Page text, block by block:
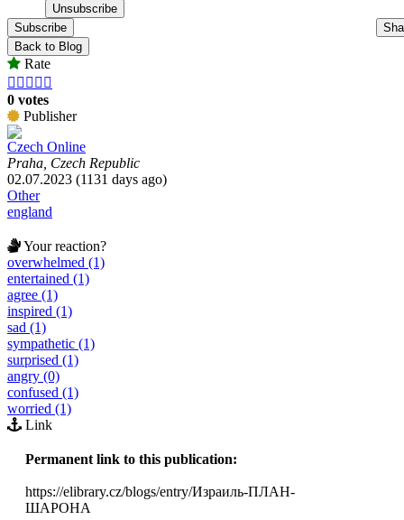
Subscribe
Back to Blog
Rate
    
0 votes
Publisher
Czech Online
Praha, Czech Republic
02.07.2023 (1131 days ago)
Other
england
Your reaction?
overwhelmed (1)
entertained (1)
agree (1)
inspired (1)
sad (1)
sympathetic (1)
surprised (1)
angry (0)
confused (1)
worried (1)
Link
Permanent link to this publication:
https://elibrary.cz/blogs/entry/Израиль-ПЛАН-
ШАРОНА